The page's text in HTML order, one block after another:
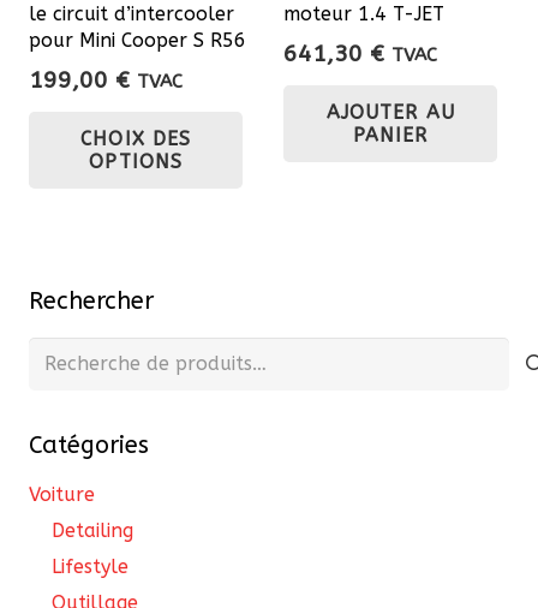
le circuit d’intercooler
pour Mini Cooper S R56
199,00 € TVAC
CHOIX DES
OPTIONS
moteur 1.4 T-JET
641,30 € TVAC
AJOUTER AU
PANIER
Rechercher
Recherche
Catégories
Voiture
Detailing
Lifestyle
Outillage